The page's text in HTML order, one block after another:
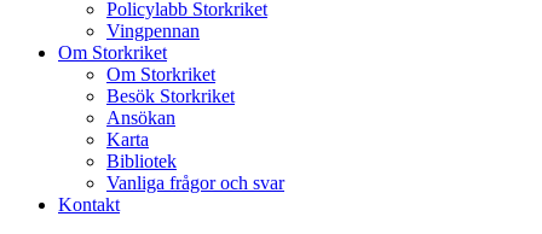
Policylabb Storkriket
Vingpennan
Om Storkriket
Om Storkriket
Besök Storkriket
Ansökan
Karta
Bibliotek
Vanliga frågor och svar
Kontakt